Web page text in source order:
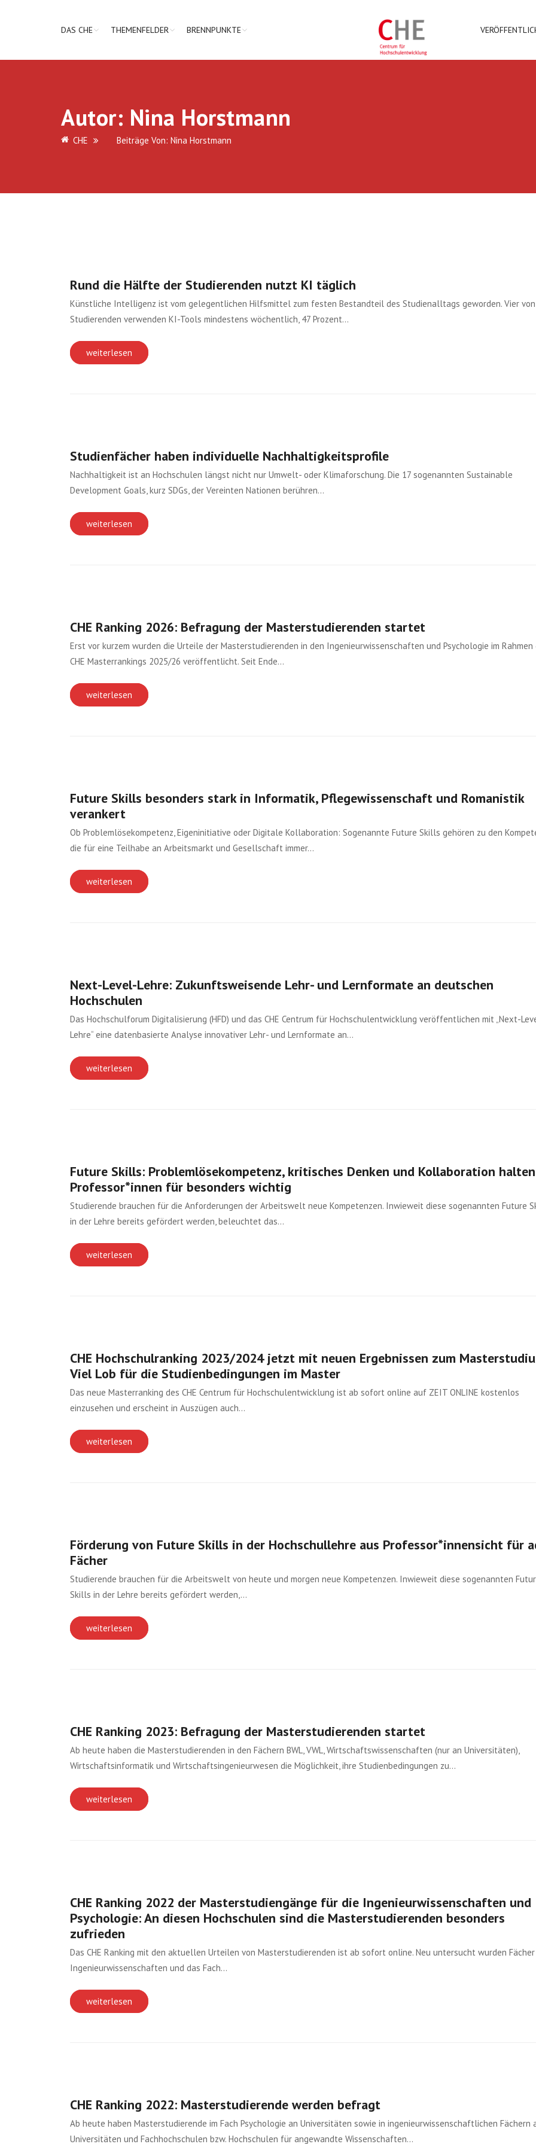
DAS CHE THEMENFELDER BRENNPUNKTE
Autor: Nina Horstmann
CHE Beiträge Von: Nina Horstmann
Rund die Hälfte der Studierenden nutzt KI täglich
Künstliche Intelligenz ist vom gelegentlichen Hilfsmittel zum festen Bestandteil des Studienalltags geworden. Vier
Studierenden verwenden KI-Tools mindestens wöchentlich, 47 Prozent…
weiterlesen
Studienfächer haben individuelle Nachhaltigkeitsprofile
Nachhaltigkeit ist an Hochschulen längst nicht nur Umwelt- oder Klimaforschung. Die 17 sogenannten Sustainable
Development Goals, kurz SDGs, der Vereinten Nationen berühren…
weiterlesen
CHE Ranking 2026: Befragung der Masterstudierenden startet
Erst vor kurzem wurden die Urteile der Masterstudierenden in den Ingenieurwissenschaften und Psychologie im Rahmen
CHE Masterrankings 2025/26 veröffentlicht. Seit Ende…
weiterlesen
Future Skills besonders stark in Informatik, Pflegewissenschaft und Romanistik
verankert
Ob Problemlösekompetenz, Eigeninitiative oder Digitale Kollaboration: Sogenannte Future Skills gehören zu den
die für eine Teilhabe an Arbeitsmarkt und Gesellschaft immer…
weiterlesen
Next-Level-Lehre: Zukunftsweisende Lehr- und Lernformate an deutschen
Hochschulen
Das Hochschulforum Digitalisierung (HFD) und das CHE Centrum für Hochschulentwicklung veröffentlichen mit „Next-
Lehre“ eine datenbasierte Analyse innovativer Lehr- und Lernformate an…
weiterlesen
Future Skills: Problemlösekompetenz, kritisches Denken und Kollaboration halten
Professor*innen für besonders wichtig
Studierende brauchen für die Anforderungen der Arbeitswelt neue Kompetenzen. Inwieweit diese sogenannten Future
in der Lehre bereits gefördert werden, beleuchtet das…
weiterlesen
CHE Hochschulranking 2023/2024 jetzt mit neuen Ergebnissen zum
Viel Lob für die Studienbedingungen im Master
Das neue Masterranking des CHE Centrum für Hochschulentwicklung ist ab sofort online auf ZEIT ONLINE kostenlos
einzusehen und erscheint in Auszügen auch…
weiterlesen
Förderung von Future Skills in der Hochschullehre aus Professor*innensicht für
Fächer
Studierende brauchen für die Arbeitswelt von heute und morgen neue Kompetenzen. Inwieweit diese sogenannten
Skills in der Lehre bereits gefördert werden,…
weiterlesen
CHE Ranking 2023: Befragung der Masterstudierenden startet
Ab heute haben die Masterstudierenden in den Fächern BWL, VWL, Wirtschaftswissenschaften (nur an Universitäten),
Wirtschaftsinformatik und Wirtschaftsingenieurwesen die Möglichkeit, ihre Studienbedingungen zu…
weiterlesen
CHE Ranking 2022 der Masterstudiengänge für die Ingenieurwissenschaften und
Psychologie: An diesen Hochschulen sind die Masterstudierenden besonders
zufrieden
Das CHE Ranking mit den aktuellen Urteilen von Masterstudierenden ist ab sofort online. Neu untersucht wurden
Ingenieurwissenschaften und das Fach…
weiterlesen
CHE Ranking 2022: Masterstudierende werden befragt
Ab heute haben Masterstudierende im Fach Psychologie an Universitäten sowie in ingenieurwissenschaftlichen Fächern
Universitäten und Fachhochschulen bzw. Hochschulen für angewandte Wissenschaften…